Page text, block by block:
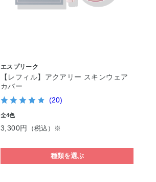
エスプリーク
【レフィル】アクアリー スキンウェア
カバー
(20)
全4色
3,300円 （税込）※
種類を選ぶ